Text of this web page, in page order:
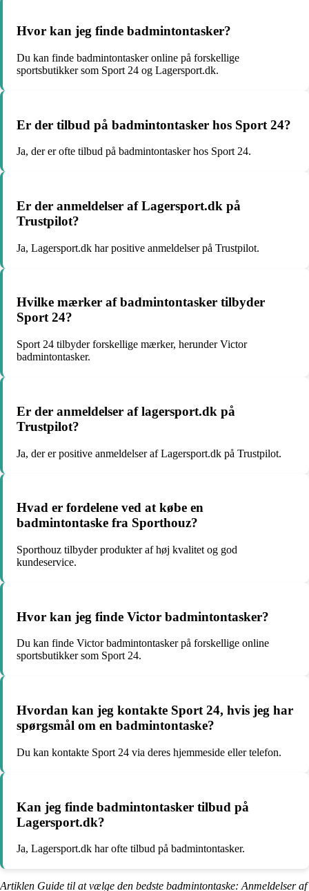
Hvor kan jeg finde badmintontasker?
Du kan finde badmintontasker online på forskellige
sportsbutikker som Sport 24 og Lagersport.dk.
Er der tilbud på badmintontasker hos Sport 24?
Ja, der er ofte tilbud på badmintontasker hos Sport 24.
Er der anmeldelser af Lagersport.dk på
Trustpilot?
Ja, Lagersport.dk har positive anmeldelser på Trustpilot.
Hvilke mærker af badmintontasker tilbyder
Sport 24?
Sport 24 tilbyder forskellige mærker, herunder Victor
badmintontasker.
Er der anmeldelser af lagersport.dk på
Trustpilot?
Ja, der er positive anmeldelser af Lagersport.dk på Trustpilot.
Hvad er fordelene ved at købe en
badmintontaske fra Sporthouz?
Sporthouz tilbyder produkter af høj kvalitet og god
kundeservice.
Hvor kan jeg finde Victor badmintontasker?
Du kan finde Victor badmintontasker på forskellige online
sportsbutikker som Sport 24.
Hvordan kan jeg kontakte Sport 24, hvis jeg har
spørgsmål om en badmintontaske?
Du kan kontakte Sport 24 via deres hjemmeside eller telefon.
Kan jeg finde badmintontasker tilbud på
Lagersport.dk?
Ja, Lagersport.dk har ofte tilbud på badmintontasker.
Artiklen Guide til at vælge den bedste badmintontaske: Anmeldelser af